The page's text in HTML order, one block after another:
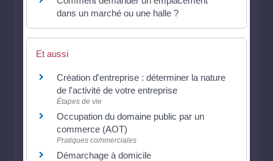
dans un marché ou une halle ?
Et aussi
Création d'entreprise : déterminer la nature
de l'activité de votre entreprise
Étapes de vie
Occupation du domaine public par un
commerce (AOT)
Pratiques commerciales
Démarchage à domicile